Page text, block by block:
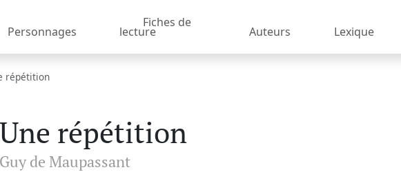
Personnages
Fiches de
lecture Auteurs Lexique
répétition
répétition
de Maupassant